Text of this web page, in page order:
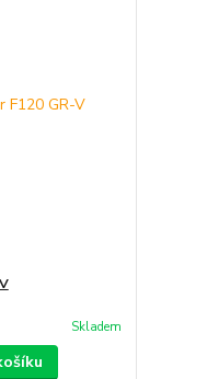
Skladem